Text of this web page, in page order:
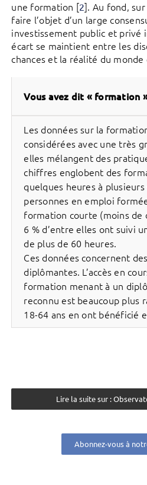
une formation [2]. Au fond,
faire l’objet d’un large
investissement public et privé
écart se maintient entre les
chances et la réalité du monde
Vous avez dit « formation
Les données sur la
considérées avec une très
elles mélangent des
chiffres englobent des
quelques heures à
personnes en emploi
formation courte (moins de
6 % d’entre elles ont suivi
de plus de 60 heures.
Ces données concernent
diplômantes. L’accès en
formation menant à un
reconnu est beaucoup plus
18-64 ans en ont bénéficié
Lire la suite sur :
Abonnez-vous à